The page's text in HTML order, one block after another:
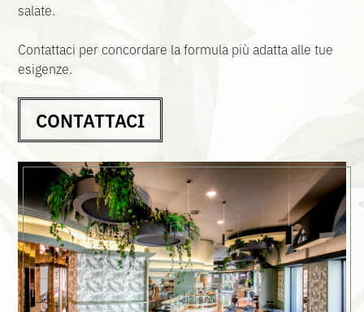
salate.
Contattaci per concordare la formula più adatta alle tue
esigenze.
CONTATTACI